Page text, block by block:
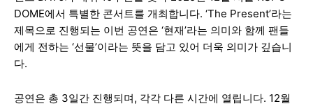
DOME에서 특별한 콘서트를 개최합니다. ‘The Present’라는
제목으로 진행되는 이번 공연은 ‘현재’라는 의미와 함께 팬들
에게 전하는 ‘선물’이라는 뜻을 담고 있어 더욱 의미가 깊습니
다.
공연은 총 3일간 진행되며, 각각 다른 시간에 열립니다. 12월